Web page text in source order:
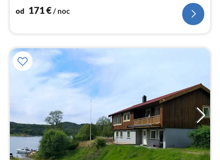
od 171€/ noc